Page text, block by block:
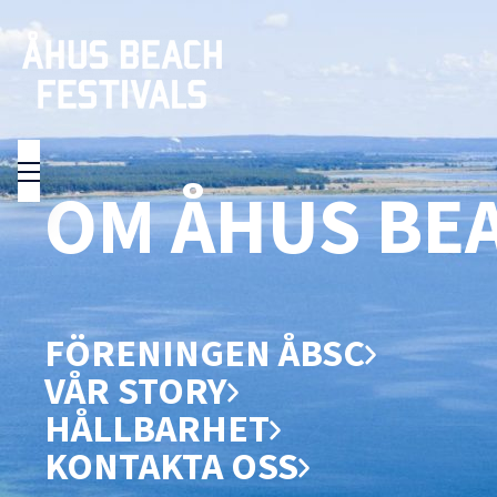
OM ÅHUS
FÖRENINGEN ÅBSC
VÅR STORY
HÅLLBARHET
KONTAKTA OSS